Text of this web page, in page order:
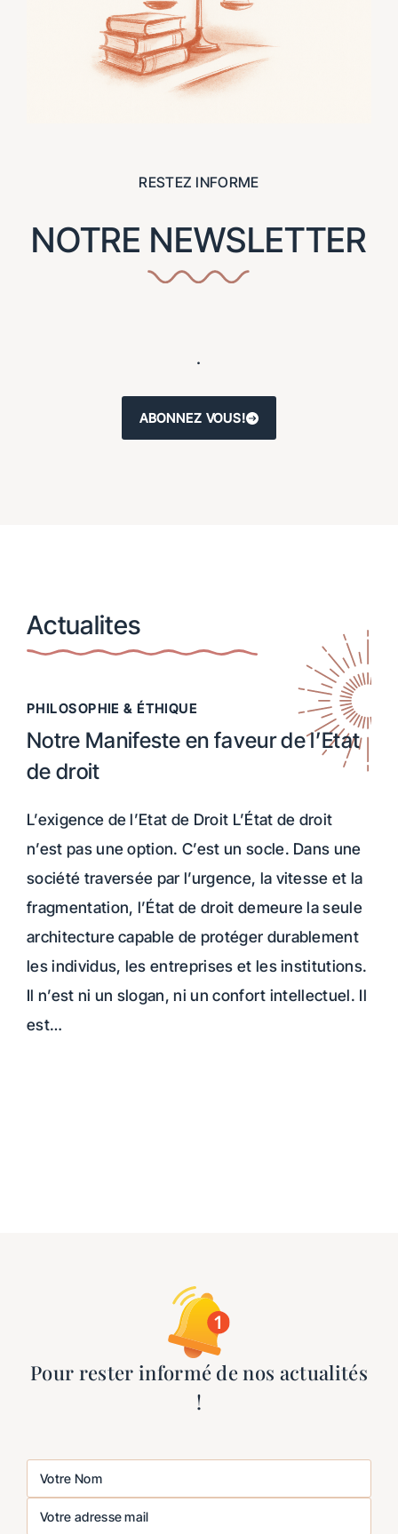
RESTEZ INFORME
NOTRE NEWSLETTER
.
ABONNEZ VOUS!
Actualites
PHILOSOPHIE & ÉTHIQUE
Notre Manifeste en faveur de l’Etat
de droit
L’exigence de l’Etat de Droit L’État de droit
n’est pas une option. C’est un socle. Dans une
société traversée par l’urgence, la vitesse et la
fragmentation, l’État de droit demeure la seule
architecture capable de protéger durablement
les individus, les entreprises et les institutions.
Il n’est ni un slogan, ni un confort intellectuel. Il
est…
Pour rester informé de nos actualités
!
Votre Nom
Votre adresse mail